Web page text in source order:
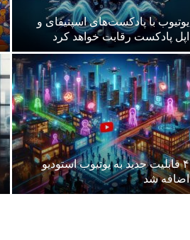
یوتیوب با پادکست‌های اسپتیفای و
اپل پادکست رقابت خواهد کرد
۴ قابلیت جدید به یوتیوب استودیو
اضافه شد